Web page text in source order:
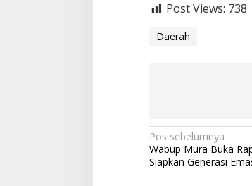
Post Views: 738
Daerah
N
a
Pos sebelumnya
Wabup Mura Buka
Siapkan Generasi